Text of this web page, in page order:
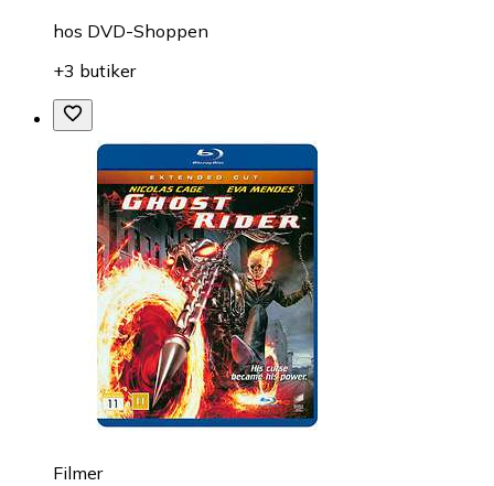
hos DVD-Shoppen
+3 butiker
Filmer